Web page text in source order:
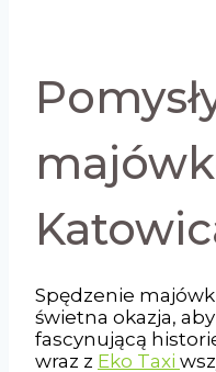
Spędzenie
świetna okazja,
fascynującą
wraz z Eko Taxi